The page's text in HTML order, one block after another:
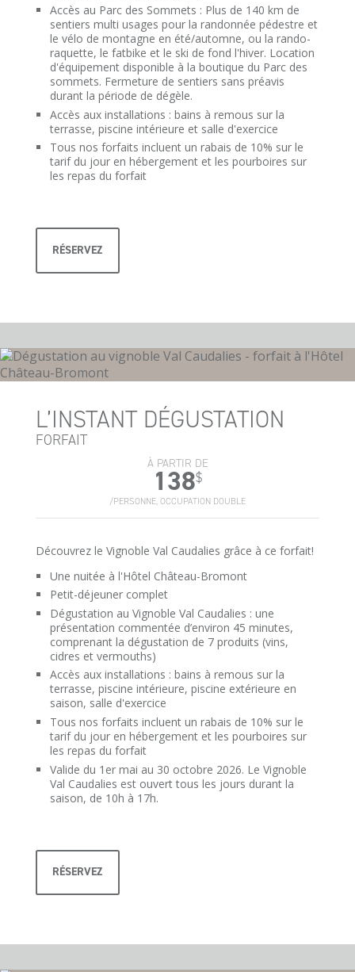
Accès au Parc des Sommets : Plus de 140 km de
sentiers multi usages pour la randonnée pédestre et
le vélo de montagne en été/automne, ou la rando-
raquette, le fatbike et le ski de fond l'hiver. Location
d'équipement disponible à la boutique du Parc des
sommets. Fermeture de sentiers sans préavis
durant la période de dégèle.
Accès aux installations : bains à remous sur la
terrasse, piscine intérieure et salle d'exercice
Tous nos forfaits incluent un rabais de 10% sur le
tarif du jour en hébergement et les pourboires sur
les repas du forfait
RÉSERVEZ
L’INSTANT DÉGUSTATION
FORFAIT
À PARTIR DE
138$
/PERSONNE, OCCUPATION DOUBLE
Découvrez le Vignoble Val Caudalies grâce à ce forfait!
Une nuitée à l'Hôtel Château-Bromont
Petit-déjeuner complet
Dégustation au Vignoble Val Caudalies : une
présentation commentée d’environ 45 minutes,
comprenant la dégustation de 7 produits (vins,
cidres et vermouths)
Accès aux installations : bains à remous sur la
terrasse, piscine intérieure, piscine extérieure en
saison, salle d'exercice
Tous nos forfaits incluent un rabais de 10% sur le
tarif du jour en hébergement et les pourboires sur
les repas du forfait
Valide du 1er mai au 30 octobre 2026. Le Vignoble
Val Caudalies est ouvert tous les jours durant la
saison, de 10h à 17h.
RÉSERVEZ